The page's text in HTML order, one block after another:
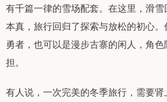
有千篇一律的雪场配套。在这里，滑
本真，旅行回归了探索与放松的初心
勇者，也可以是漫步古寨的闲人，角
担。
有人说，一次完美的冬季旅行，需要肾